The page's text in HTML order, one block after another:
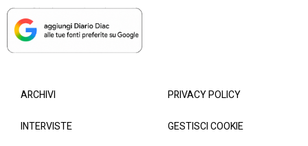
ARCHIVI
INTERVISTE
PRIVACY POLICY
GESTISCI COOKIE